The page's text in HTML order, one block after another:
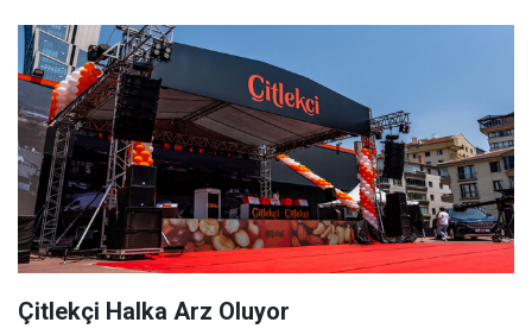
Çitlekçi Halka Arz Oluyor